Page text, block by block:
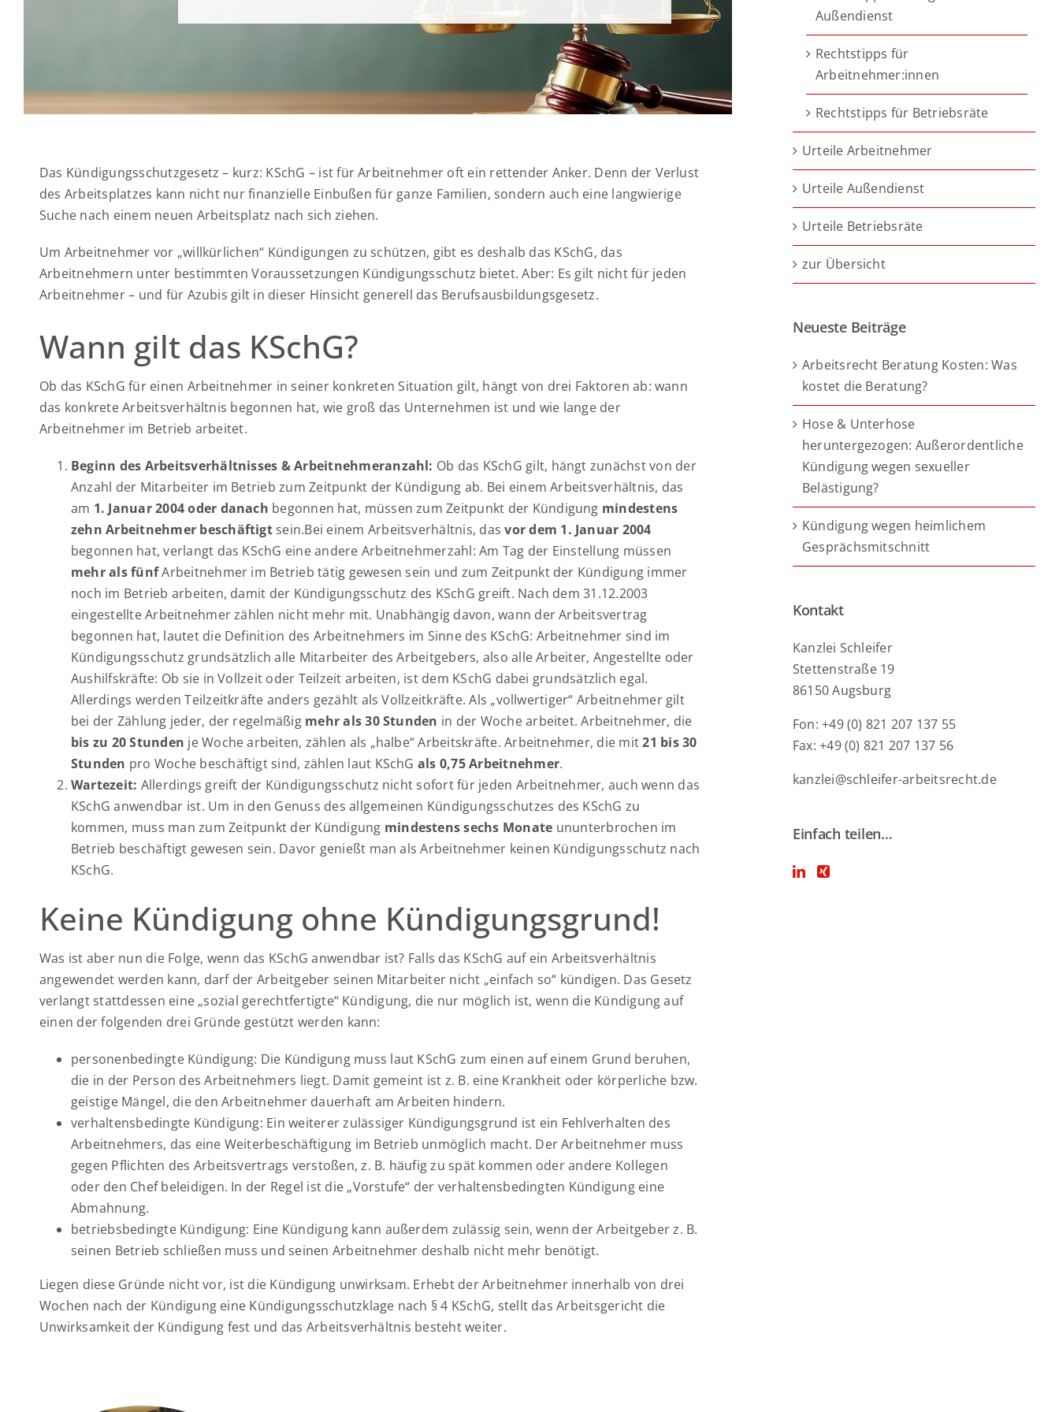
Das Kündigungsschutzgesetz – kurz: KSchG – ist für Arbeitnehmer oft ein rettender Anker. Denn der Verlust
des Arbeitsplatzes kann nicht nur finanzielle Einbußen für ganze Familien, sondern auch eine langwierige
Suche nach einem neuen Arbeitsplatz nach sich ziehen.
Um Arbeitnehmer vor „willkürlichen“ Kündigungen zu schützen, gibt es deshalb das KSchG, das
Arbeitnehmern unter bestimmten Voraussetzungen Kündigungsschutz bietet. Aber: Es gilt nicht für jeden
Arbeitnehmer – und für Azubis gilt in dieser Hinsicht generell das Berufsausbildungsgesetz.
Wann gilt das KSchG?
Ob das KSchG für einen Arbeitnehmer in seiner konkreten Situation gilt, hängt von drei Faktoren ab: wann
das konkrete Arbeitsverhältnis begonnen hat, wie groß das Unternehmen ist und wie lange der
Arbeitnehmer im Betrieb arbeitet.
Beginn des Arbeitsverhältnisses & Arbeitnehmeranzahl: Ob das KSchG gilt, hängt zunächst von der
Anzahl der Mitarbeiter im Betrieb zum Zeitpunkt der Kündigung ab. Bei einem Arbeitsverhältnis, das
am 1. Januar 2004 oder danach begonnen hat, müssen zum Zeitpunkt der Kündigung mindestens
zehn Arbeitnehmer beschäftigtsein.Bei einem Arbeitsverhältnis, dasvor dem 1. Januar 2004
begonnen hat, verlangt das KSchG eine andere Arbeitnehmerzahl: Am Tag der Einstellung müssen
mehr als fünfArbeitnehmer im Betrieb tätig gewesen sein und zum Zeitpunkt der Kündigung immer
noch im Betrieb arbeiten, damit der Kündigungsschutz des KSchG greift. Nach dem 31.12.2003
eingestellte Arbeitnehmer zählen nicht mehr mit. Unabhängig davon, wann der Arbeitsvertrag
begonnen hat, lautet die Definition des Arbeitnehmers im Sinne des KSchG: Arbeitnehmer sind im
Kündigungsschutz grundsätzlich alle Mitarbeiter des Arbeitgebers, also alle Arbeiter, Angestellte oder
Aushilfskräfte: Ob sie in Vollzeit oder Teilzeit arbeiten, ist dem KSchG dabei grundsätzlich egal.
Allerdings werden Teilzeitkräfte anders gezählt als Vollzeitkräfte. Als „vollwertiger“ Arbeitnehmer gilt
bei der Zählung jeder, der regelmäßig mehr als 30 Stunden in der Woche arbeitet. Arbeitnehmer, die
bis zu 20 Stunden je Woche arbeiten, zählen als „halbe“ Arbeitskräfte. Arbeitnehmer, die mit21 bis 30
Stunden pro Woche beschäftigt sind, zählen laut KSchG als 0,75 Arbeitnehmer.
Wartezeit: Allerdings greift der Kündigungsschutz nicht sofort für jeden Arbeitnehmer, auch wenn das
KSchG anwendbar ist. Um in den Genuss des allgemeinen Kündigungsschutzes des KSchG zu
kommen, muss man zum Zeitpunkt der Kündigung mindestens sechs Monate ununterbrochen im
Betrieb beschäftigt gewesen sein. Davor genießt man als Arbeitnehmer keinen Kündigungsschutz nach
KSchG.
Keine Kündigung ohne Kündigungsgrund!
Was ist aber nun die Folge, wenn das KSchG anwendbar ist? Falls das KSchG auf ein Arbeitsverhältnis
angewendet werden kann, darf der Arbeitgeber seinen Mitarbeiter nicht „einfach so“ kündigen. Das Gesetz
verlangt stattdessen eine „sozial gerechtfertigte“ Kündigung, die nur möglich ist, wenn die Kündigung auf
einen der folgenden drei Gründe gestützt werden kann:
personenbedingte Kündigung: Die Kündigung muss laut KSchG zum einen auf einem Grund beruhen,
die in der Person des Arbeitnehmers liegt. Damit gemeint ist z. B. eine Krankheit oder körperliche bzw.
geistige Mängel, die den Arbeitnehmer dauerhaft am Arbeiten hindern.
verhaltensbedingte Kündigung: Ein weiterer zulässiger Kündigungsgrund ist ein Fehlverhalten des
Arbeitnehmers, das eine Weiterbeschäftigung im Betrieb unmöglich macht. Der Arbeitnehmer muss
gegen Pflichten des Arbeitsvertrags verstoßen, z. B. häufig zu spät kommen oder andere Kollegen
oder den Chef beleidigen. In der Regel ist die „Vorstufe“ der verhaltensbedingten Kündigung eine
Abmahnung.
betriebsbedingte Kündigung: Eine Kündigung kann außerdem zulässig sein, wenn der Arbeitgeber z. B.
seinen Betrieb schließen muss und seinen Arbeitnehmer deshalb nicht mehr benötigt.
Liegen diese Gründe nicht vor, ist die Kündigung unwirksam. Erhebt der Arbeitnehmer innerhalb von drei
Wochen nach der Kündigung eine Kündigungsschutzklage nach § 4 KSchG, stellt das Arbeitsgericht die
Unwirksamkeit der Kündigung fest und das Arbeitsverhältnis besteht weiter.
Außendienst
Rechtstipps für
Arbeitnehmer:innen
Rechtstipps für Betriebsräte
Urteile Arbeitnehmer
Urteile Außendienst
Urteile Betriebsräte
zur Übersicht
Neueste Beiträge
Arbeitsrecht Beratung Kosten: Was
kostet die Beratung?
Hose & Unterhose
heruntergezogen: Außerordentliche
Kündigung wegen sexueller
Belästigung?
Kündigung wegen heimlichem
Gesprächsmitschnitt
Kontakt
Kanzlei Schleifer
Stettenstraße 19
86150 Augsburg
Fon: +49 (0) 821 207 137 55
Fax: +49 (0) 821 207 137 56
kanzlei@schleifer-arbeitsrecht.de
Einfach teilen…